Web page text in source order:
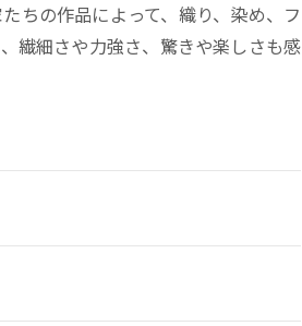
ちの作品によって、織り、染め、フ
繊細さや力強さ、驚きや楽しさも感